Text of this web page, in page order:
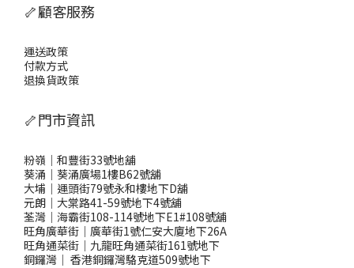
🦴顧客服務
運送政策
付款方式
退換貨政策
🦴門市資訊
粉嶺｜和豐街33號地舖
葵涌｜葵涌廣場1樓B62號舖
大埔｜運頭街79號永和樓地下D舖
元朗｜大棠路41-59號地下4號舖
荃灣｜海霸街108-114號地下E1#108號舖
旺角廣華街｜廣華街1號仁安大廈地下26A
旺角通菜街｜九龍旺角通菜街161號地下
銅鑼灣 ｜ 香港銅鑼灣駱克道509號地下